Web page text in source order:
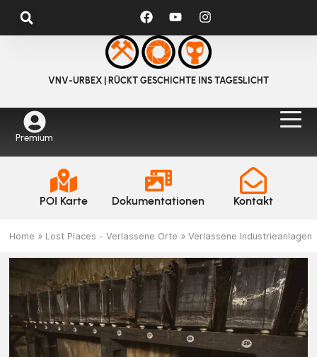
VNV-URBEX | RÜCKT GESCHICHTE INS TAGESLICHT
Premium
POI Karte Dokumentationen Kontakt
Home » Lost Places - Verlassene Orte »Verlassene Industrieanlagen